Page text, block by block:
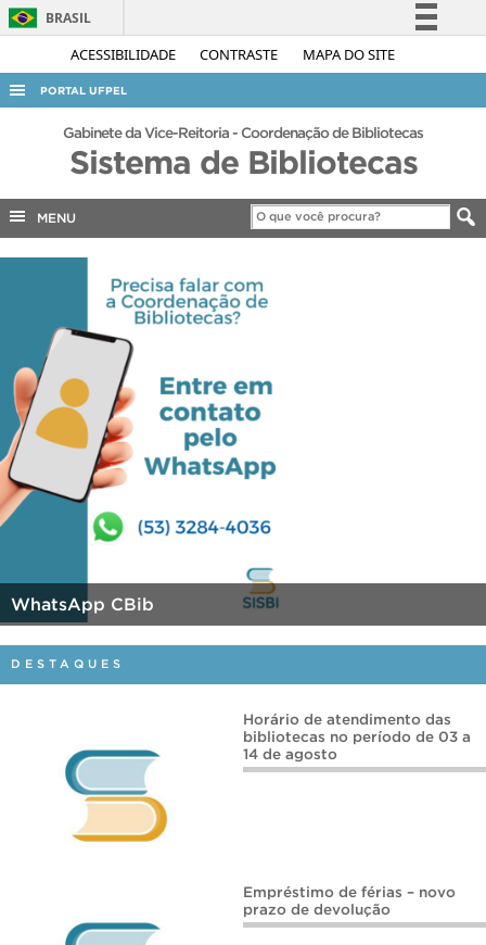
ACESSIBILIDADE CONTRASTE MAPA DO SITE
BRASIL
Simplifique!
Acesso à informação
Canais
PORTAL UFPEL
ACESSO À INFORMAÇÃO
AUDITORIA
COBALTO
CONCURSOS
INTERNACIONAL
OUVIDORIA
PORTARIAS
TELEFONES
Gabinete da Vice-Reitoria - Coordenação de Bibliotecas
Sistema de Bibliotecas
MENU
WhatsApp CBib
DESTAQUES
Horário de atendimento das
bibliotecas no período de 03 a
14 de agosto
Empréstimo de férias – novo
prazo de devolução